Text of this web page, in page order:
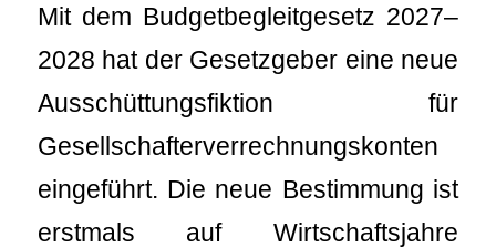
Mit dem Budgetbegleitgesetz 2027–
2028 hat der Gesetzgeber eine neue
Ausschüttungsfiktion für
Gesellschafterverrechnungskonten
eingeführt. Die neue Bestimmung ist
erstmals auf Wirtschaftsjahre